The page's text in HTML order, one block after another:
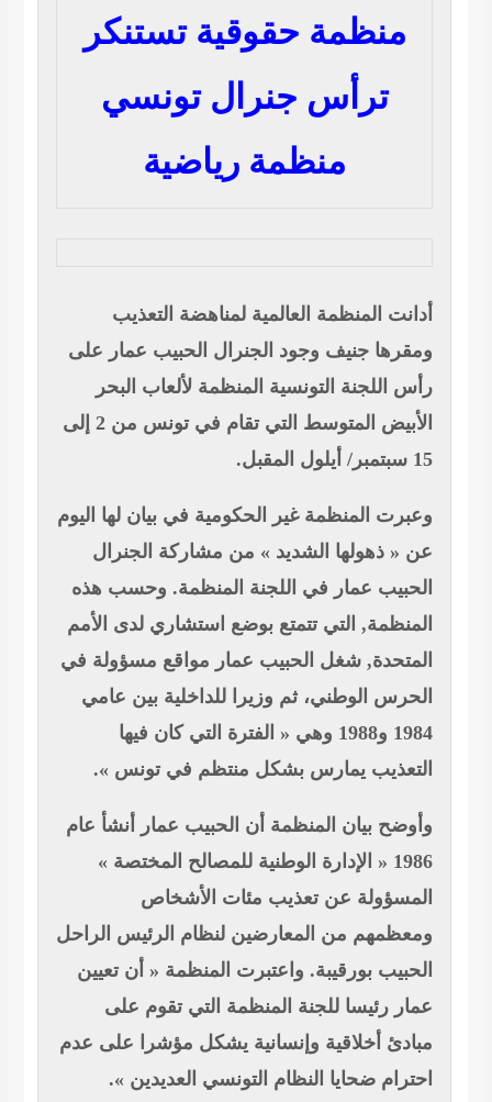
منظمة حقوقية تستنكر
ترأس جنرال تونسي
منظمة رياضية
المنظمة العالمية لمناهضة التعذيب
جنيف وجود الجنرال الحبيب عمار على
اللجنة التونسية المنظمة لألعاب البحر
الأبيض المتوسط التي تقام في تونس من 2 إلى
المنظمة غير الحكومية في بيان لها اليوم
ذهولها الشديد » من مشاركة الجنرال
عمار في اللجنة المنظمة. وحسب هذه
التي تتمتع بوضع استشاري لدى الأمم
شغل الحبيب عمار مواقع مسؤولة في
الوطني، ثم وزيرا للداخلية بين عامي
1984 و1988 وهي « الفترة التي كان فيها
يمارس بشكل منتظم في تونس ».
بيان المنظمة أن الحبيب عمار أنشأ عام
1986 « الإدارة الوطنية للمصالح المختصة »
عن تعذيب مئات الأشخاص
من المعارضين لنظام الرئيس الراحل
بورقيبة. واعتبرت المنظمة « أن تعيين
رئيسا للجنة المنظمة التي تقوم على
أخلاقية وإنسانية يشكل مؤشرا على عدم
ضحايا النظام التونسي العديدين ».